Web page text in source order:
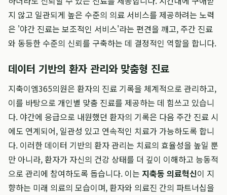
지 않고 일관되게 높은 수준의 의료 서비스를 제공하려는 노력
은 '야간 진료는 보조적인 서비스'라는 편견을 깨고, 주간 진료
와 동등한 수준의 신뢰를 구축하는 데 결정적인 역할을 합니다.
데이터 기반의 환자 관리와 맞춤형 진료
지축이엠365의원은 환자의 진료 기록을 체계적으로 관리하고,
이를 바탕으로 개인별 맞춤 진료를 제공하는 데 힘쓰고 있습니
다. 야간에 응급으로 내원했던 환자의 기록은 다음 주간 진료 시
에도 연계되어, 일관성 있고 연속적인 치료가 가능하도록 합니
다. 이러한 데이터 기반의 환자 관리는 치료의 효율성을 높일 뿐
만 아니라, 환자가 자신의 건강 상태를 더 깊이 이해하고 능동적
으로 관리에 참여하도록 돕습니다. 이는 지축동 의료혁신이 지
향하는 미래 의료의 모습이며, 환자와 의료진 간의 파트너십을